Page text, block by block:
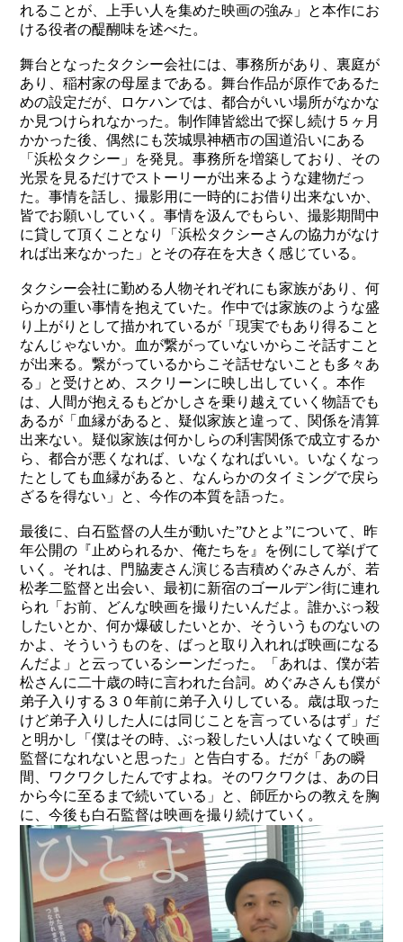
れること が、上手い人を集めた映画の強み」と本作にお
ける役者の醍醐味を述べた。
舞台となったタクシー会社には、事務所があり、裏庭が
あり、稲村家の母屋まである。舞台作品が原作であるた
めの設定だが、ロケハンでは、都合がいい場所がなかな
か見つけられなかった。制作陣皆総出で探し続け５ヶ月
かかった後、偶然にも茨城県神栖市の国道沿いにある
「浜松タクシー」を発見。事務所を増築しており、その
光景を見るだけでストーリーが出来るような建物だっ
た。事情を話し、撮影用に一時的にお借り出来ないか、
皆でお願いしていく。事情を汲んでもらい、撮影期間中
に貸して頂くことなり「浜松タクシーさんの協力がなけ
れば出来なかった」とその存在を大きく感じている。
タクシー会社に勤める人物それぞれにも家族があり、何
らかの重い事情を抱えていた。作中では家族のような盛
り上がりとして描かれているが「現実でもあり得ること
なんじゃないか。血が繋がっていないからこそ話すこと
が出来る。繋がっているからこそ話せないことも多々あ
る」と受けとめ、スクリーンに映し出 していく。本作
は、人間が抱えるもどかしさを乗り越えていく物語でも
あるが「血縁があると、疑似家族と違って、関係を清算
出来ない。疑似家族は何かしらの利害関係で成立するか
ら
、都合が悪くなれば、いなくなればいい。いなくなっ
たとしても血縁があると、なんらかのタイミングで戻ら
ざるを得ない」と、今作の本質を語った。
最後に、白石監督の人生が動いた”ひとよ”について、昨
年公開の『止められるか、俺たちを』を例にして挙げて
いく。それは、門脇麦さん演じる吉積めぐみさんが、若
松孝二監督と出会い、最初に新宿のゴールデン街に連れ
られ「お前、どんな映画を撮りたいんだよ。誰かぶっ殺
したいとか、何か爆破したいとか、そういうものないの
かよ、そういう ものを、 ばっと取り入れれば映画になる
んだよ」と云っているシーンだった。「あれは、僕が若
松さんに二十歳の時に言われた台詞。めぐみさんも僕が
弟子入りする３０年前に弟子入りしている。歳は取った
けど弟子入りした人 には同じことを言っているはず」だ
と明かし「僕はその時、ぶっ殺したい人はいなくて映画
監督になれないと思った」と告白する。だが「あの瞬
間、ワクワクしたんですよね。そのワクワクは、あの日
から今に至るまで続いている」と、師匠からの教えを胸
に、今後も白石監督は映画を撮り続けていく。